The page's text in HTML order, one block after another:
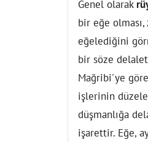
Genel olarak
bir eğe
eğelediğini
bir söze
Mağribi'ye
işlerinin
düşmanlığa
işarettir. Eğe,